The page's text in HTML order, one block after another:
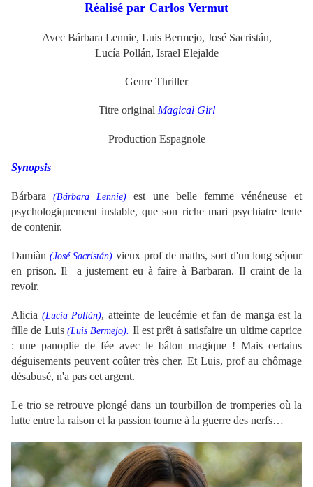
Réalisé par Carlos Vermut
Avec Bárbara Lennie, Luis Bermejo, José Sacristán,
Lucía Pollán, Israel Elejalde
Genre Thriller
Titre original Magical Girl
Production Espagnole
Synopsis
Bárbara(Bárbara Lennie) est une belle femme vénéneuse et
psychologiquement instable,que son riche mari psychiatre tente
de contenir.
Damiàn (José Sacristán) vieux prof de maths, sort d'un long séjour
en prison. Il a justement eu à faire à Barbaran. Il craint de la
revoir.
Alicia (Lucía Pollán), atteinte de leucémie et fan de manga est la
fille de Luis(Luis Bermejo). Il est prêt à satisfaire un ultime caprice
: une panoplie de fée avec le bâton magique ! Mais certains
déguisements peuvent coûter très cher. Et Luis, prof au chômage
désabusé, n'a pas cet argent.
Le trio se retrouve plongé dans un tourbillon de tromperies où la
lutte entre la raison et la passion tourne à la guerre des nerfs…